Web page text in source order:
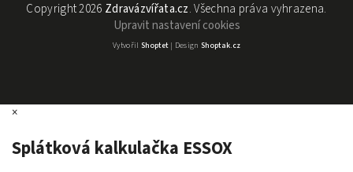
Copyright 2026 Zdravázvířata.cz. Všechna práva vyhrazena.
Upravit nastavení cookies
Vytvořil Shoptet| Design Shoptak.cz
×
Splátková kalkulačka ESSOX